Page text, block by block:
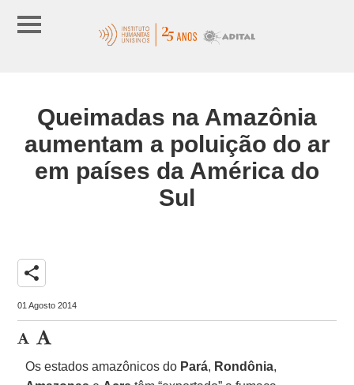
Queimadas na Amazônia
aumentam a poluição do ar
em países da América do
Sul
share
01 Agosto 2014
Os estados amazônicos do Pará, Rondônia,